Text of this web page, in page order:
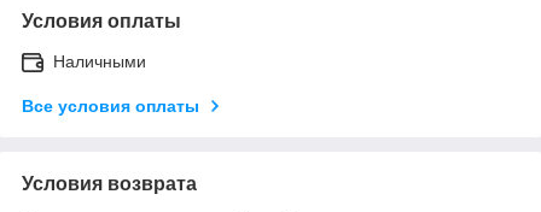
Условия оплаты
Наличными
Все условия оплаты
Условия возврата